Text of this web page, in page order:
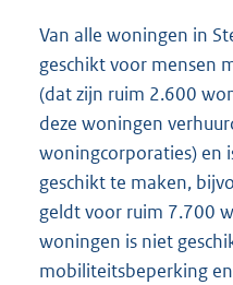
Van alle woningen in
geschikt voor mensen
(dat zijn ruim 2.600
deze woningen
woningcorporaties) en
geschikt te maken,
geldt voor ruim 7.700
woningen is niet
mobiliteitsbeperking